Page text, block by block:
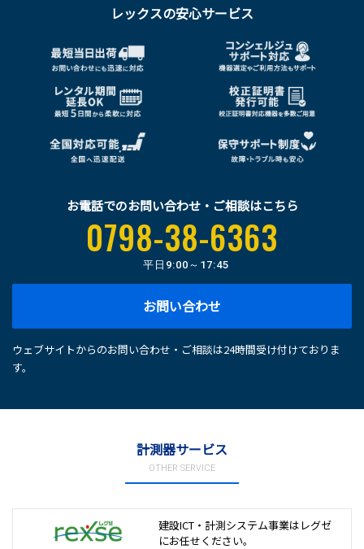
レックスの安心サービス
お電話でのお問い合わせ・ご相談はこちら
0798-38-6363
平日 9:00～17:45
お問い合わせ
ウェブサイトからのお問い合わせ・ご相談は24時間受け付けておりま
す。
計測器サービス
OTHER SERVICE
建設ICT・計測システム事業は レグゼ
にお任せください。